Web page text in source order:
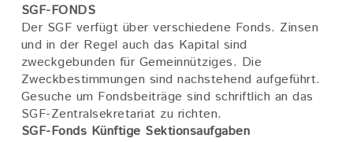
SGF-FONDS
Der SGF verfügt über verschiedene Fonds. Zinsen
und in der Regel auch das Kapital sind
zweckgebunden für Gemeinnütziges. Die
Zweckbestimmungen sind nachstehend aufgeführt.
Gesuche um Fondsbeiträge sind schriftlich an das
SGF-Zentralsekretariat zu richten.
SGF-Fonds Künftige Sektionsaufgaben